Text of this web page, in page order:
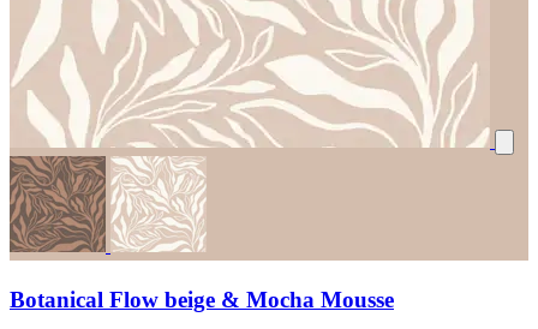
Botanical Flow beige & Mocha Mousse